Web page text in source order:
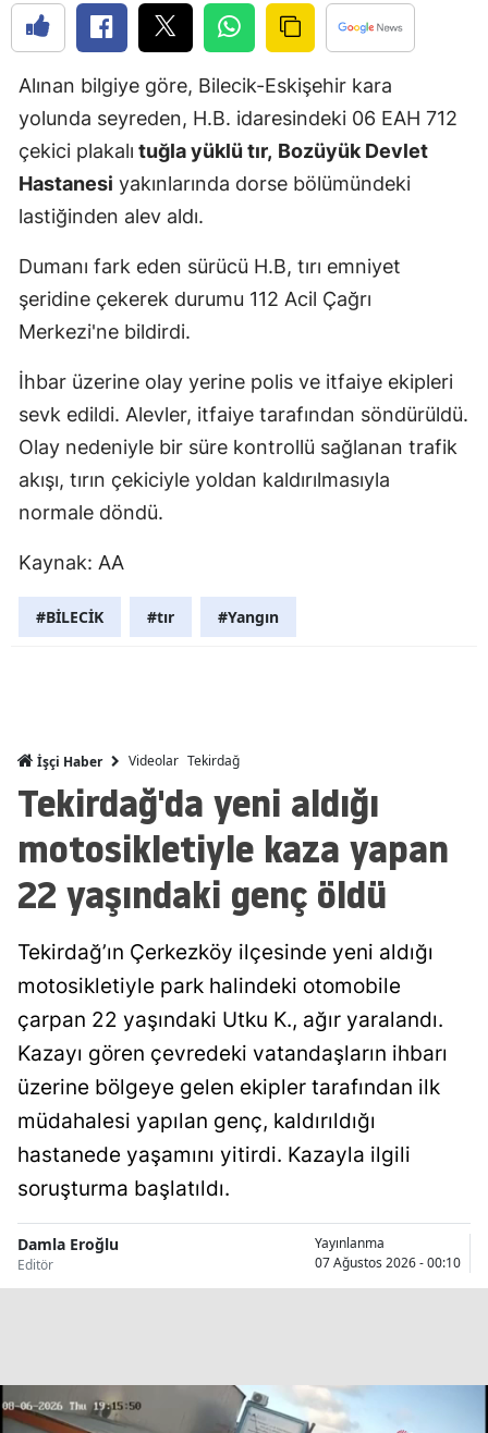
Erzurum
Eskişehir
Giresun
Hatay
Isparta
Kocaeli
Malatya
Manisa
Muğla
Niğde
Rize
Sakarya
Alınan bilgiye göre, Bilecik-Eskişehir kara
yolunda seyreden, H.B. idaresindeki 06 EAH 712
çekici plakalı tuğla yüklü tır, Bozüyük Devlet
Hastanesi yakınlarında dorse bölümündeki
lastiğinden alev aldı.
Dumanı fark eden sürücü H.B, tırı emniyet
şeridine çekerek durumu 112 Acil Çağrı
Merkezi'ne bildirdi.
İhbar üzerine olay yerine polis ve itfaiye ekipleri
sevk edildi. Alevler, itfaiye tarafından söndürüldü.
Olay nedeniyle bir süre kontrollü sağlanan trafik
akışı, tırın çekiciyle yoldan kaldırılmasıyla
normale döndü.
Kaynak: AA
#BİLECİK #tır #Yangın
İşçi Haber Videolar Tekirdağ
Tekirdağ'da yeni aldığı
motosikletiyle kaza yapan
22 yaşındaki genç öldü
Tekirdağ’ın Çerkezköy ilçesinde yeni aldığı
motosikletiyle park halindeki otomobile
çarpan 22 yaşındaki Utku K., ağır yaralandı.
Kazayı gören çevredeki vatandaşların ihbarı
üzerine bölgeye gelen ekipler tarafından ilk
müdahalesi yapılan genç, kaldırıldığı
hastanede yaşamını yitirdi. Kazayla ilgili
soruşturma başlatıldı.
Damla Eroğlu
Editör
Yayınlanma
07 Ağustos 2026 - 00:10